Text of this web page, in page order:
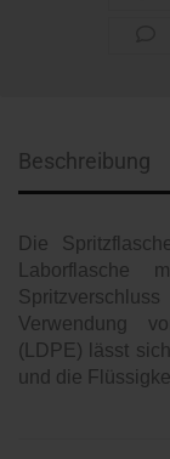
Beschreibung
Die
Laborflasche
Verwendung
(LDPE) lässt
und die